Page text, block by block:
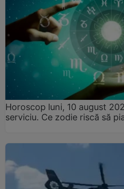
Horoscop luni, 10 august
serviciu. Ce zodie riscă să